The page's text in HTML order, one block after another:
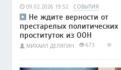
09.02.2026 19:52 СОБЫТИЯ
Не ждите верности от
престарелых политических
проституток из ООН
МИХАИЛ ДЕЛЯГИН 673